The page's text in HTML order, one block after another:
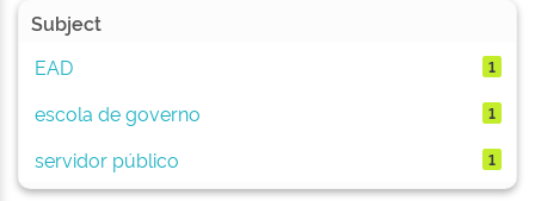
Subject
EAD
1
escola de governo 1
servidor público 1